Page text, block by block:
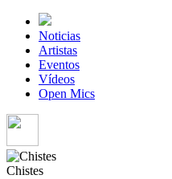
Noticias
Artistas
Eventos
Vídeos
Open Mics
Chistes